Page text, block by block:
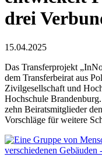
drei
15.04.2025
Das Transferprojekt
dem Transferbeirat aus
Zivilgesellschaft und
Hochschule
zehn Beiratsmitglieder
Vorschläge für weitere